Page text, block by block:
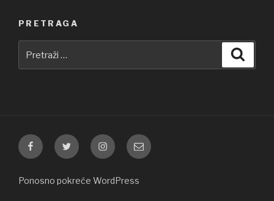
PRETRAGA
FacebookTwitter Instagram
E-
pošta
Ponosno pokreće WordPress